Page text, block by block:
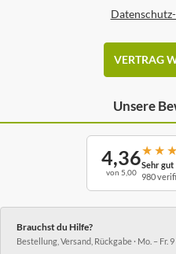
VERTRAG
Unsere
4,36
von 5,00
★ ★ ★
Sehr gut
980
Brauchst du Hilfe?
Bestellung, Versand, Rückgabe · Mo. – Fr.